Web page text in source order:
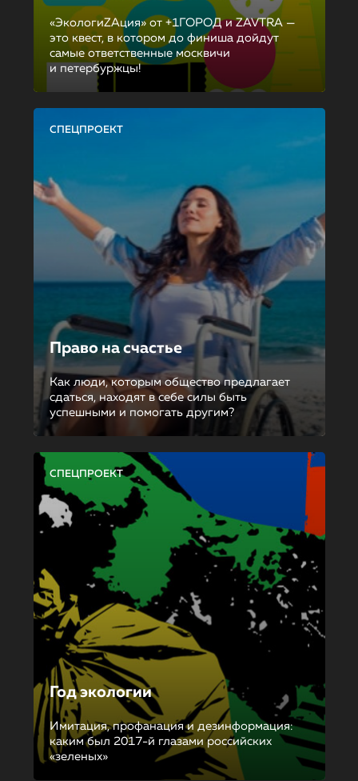
«ЭкологиZAция» от +1ГОРОД и ZAVTRA —
это квест, в котором до финиша дойдут
самые ответственные москвичи
и петербуржцы!
СПЕЦПРОЕКТ
Право на счастье
Как люди, которым общество предлагает
сдаться, находят в себе силы быть
успешными и помогать другим?
СПЕЦПРОЕКТ
Год экологии
Имитация, профанация и дезинформация:
каким был 2017-й глазами российских
«зеленых»